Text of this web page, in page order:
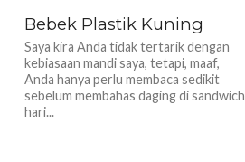
Bebek Plastik Kuning
Saya kira Anda tidak tertarik dengan
kebiasaan mandi saya, tetapi, maaf,
Anda hanya perlu membaca sedikit
sebelum membahas daging di sandwich
hari...